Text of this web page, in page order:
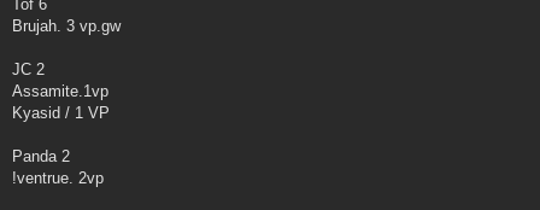
Tof 6
Brujah. 3 vp.gw
JC 2
Assamite.1vp
Kyasid / 1 VP
Panda 2
!ventrue. 2vp